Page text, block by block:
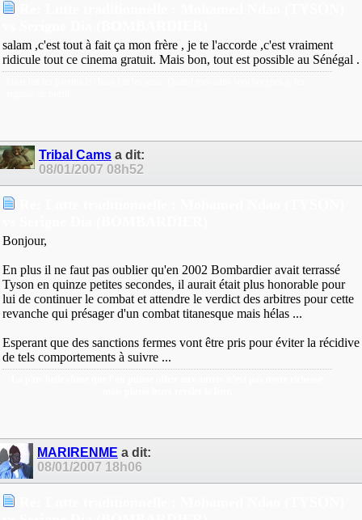
salam ,c'est tout à fait ça mon frère , je te l'accorde ,c'est vraiment
ridicule tout ce cinema gratuit. Mais bon, tout est possible au Sénégal .
Tribal Cams a dit:
08/01/2007 08h52
Bonjour,
En plus il ne faut pas oublier qu'en 2002 Bombardier avait terrassé
Tyson en quinze petites secondes, il aurait était plus honorable pour
lui de continuer le combat et attendre le verdict des arbitres pour cette
revanche qui présager d'un combat titanesque mais hélas ...
Esperant que des sanctions fermes vont être pris pour éviter la récidive
de tels comportements à suivre ...
MARIRENME a dit:
08/01/2007 18h06